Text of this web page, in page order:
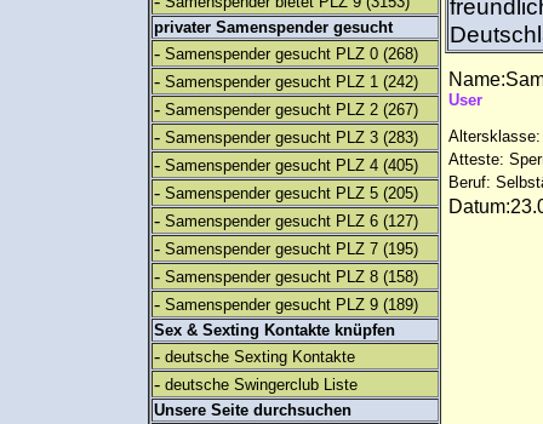
privater Samenspender gesucht
- Samenspender gesucht PLZ 0 (268)
- Samenspender gesucht PLZ 1 (242)
- Samenspender gesucht PLZ 2 (267)
- Samenspender gesucht PLZ 3 (283)
- Samenspender gesucht PLZ 4 (405)
- Samenspender gesucht PLZ 5 (205)
- Samenspender gesucht PLZ 6 (127)
- Samenspender gesucht PLZ 7 (195)
- Samenspender gesucht PLZ 8 (158)
- Samenspender gesucht PLZ 9 (189)
Sex & Sexting Kontakte knüpfen
- deutsche Sexting Kontakte
- deutsche Swingerclub Liste
Unsere Seite durchsuchen
User
Altersklasse:
Atteste:
Beruf: